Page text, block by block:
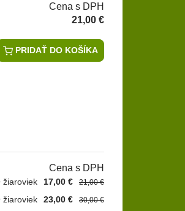
Cena s DPH
21,00 €
PRIDAŤ DO KOŠÍKA
Cena s DPH
žiaroviek 17,00 € 21,00 €
žiaroviek 23,00 € 30,00 €